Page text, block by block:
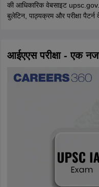
की आधिकारिक वेबसाइट
बुलेटिन, पाठ्यक्रम और परीक्षा
आईएएस परीक्षा - एक